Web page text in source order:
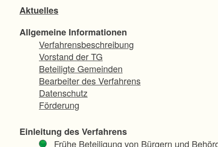
Aktuelles
Allgemeine Informationen
Verfahrensbeschreibung
Vorstand der TG
Beteiligte Gemeinden
Bearbeiter des Verfahrens
Datenschutz
Förderung
Einleitung des Verfahrens
Frühe Beteiligung von Bürgern und